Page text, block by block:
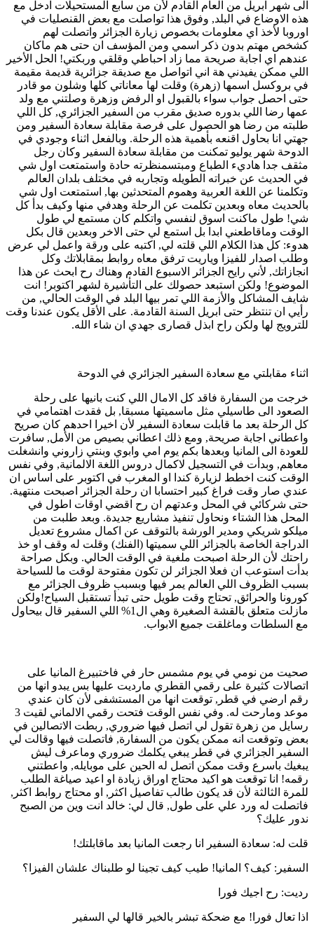
الى شهر ابريل من العام القادم لأن من سابع المستحيلات ادخل مع
هذه الاوضاع في البلد, وفوق هذا تواصلت مع بعض القنصليات في
اوروبا لأخذ اي معلومات بخصوص زيارة الجزائر واتصلت لهم
كشخص مهتم بدون ذكر اسمي ومن المؤسف ان حتى هم ماكان
عندهم اي اجابة صريحة مما زاد احباطي وقلقي وربكتي! الحل الأخير
اللي ممكن يفيدني هة اني اتواصل مع صديقة جزائرية قديمة مقيمة
في بروكسل اسمها (زهرة) وقلت لها معاناتي كلها وشلون مو قادر
حتى احصل جواب سواء بالقبول او الرفض وزهرة وصلتني مع ولد
عمها رضا اللي بدوره صديق مقرب من السفير الجزائري, كل اللي
طلبته من رضا هو الحصول على فرصة مقابلة سعادة السفير ومن
جهتي انا بحاول اقنعه بأهمية هذه الرحلة. وبالفعل اثناء وجودي في
الدوحة شهر يوليو تمكنت من مقابلة سعادة السفير وكان رجل
مثقف جدا هاديء الطباع ومبتسمنظرته حادة واستمتعت اول شي
في الحديث عن خبراته الطويله وتجاربه في مختلف بلدان العالم
وتكلمنا عن اللغة العربية وهموم المتحدثين بها, استمتعت اول شي
بالحديث معاه وبعدين تكلمت عن الرحلة وهدفي منها وكيف بدأ كل
شي! طول ماكنت اسوق لنفسي واتكلم كان مستمع لي طول
الوقت وماقاطعني ابدا بل استمع لي حتى الاخر وبعدين قال بكل
هدوء: كل هذا الكلام اللي قلته لي, اكتبه على ورقة واعمل لي عرض
وطلب اصدار للفيزا وياريت ترفق معاه روابط بمقابلاتك وكل
انجازاتك, لأني رايح الجزائر الاسبوع القادم وهناك رح ابحث عن هذا
الموضوع! ولكن استبعد حصولك على التأشيرة لشهر اكتوبر! انت
شايف المشاكل والأزمة اللي تمر بيها البلد في الوقت الحالي, من
رأيي ان تنتظر حتى ابريل السنة القادمة. على الأقل يكون عندنا وقت
للترويج لها ولكن راح ابذل قصارى جهدي ان شاء الله.
اثناء مقابلتي مع سعادة السفير الجزائري في الدوحة
خرجت من السفارة فاقد كل الامال اللي كنت بانيها على رحلة
الصعود الى طاسيلي مثل ماسميتها مسبقا, بل فقدت اهتمامي في
كل الرحلة بعد ما قابلت سعادة السفير لأن اخيرا احدهم كان صريح
واعطاني اجابة صريحة, ومع ذلك اعطاني بصيص من الأمل, سافرت
للعودة الى المانيا وبعدها بكم يوم امي وابوي وبنتي زاروني وانشغلت
معاهم, وبدأت في التسجيل لاكمال دروس اللغة الالمانية, وفي نفس
الوقت كنت اخطط لزيارة كندا او المغرب في اكتوبر على اساس ان
عندي صار وقت فراغ كبير احتسابا ان رحلة الجزائر اصبحت منتهية.
حتى شركائي في المحل وعدتهم ان رح اقضي اوقات اطول في
المحل هذا الشتاء ونحاول تنفيذ مشاريع جديدة. وبعد طلبت من
ميلكو شريكي ومدير الورشة بالتوقف عن اكمال مشروع تعديل
الدراجة الخاصة بالجزائر اللي سميتها (الفنك) وقلت له وقف او خذ
راحتك لأن الرحلة اصبحت ملغية في الوقت الحالي. وبكل صراحة
بدأت استوعب ان فعلا الجزائر لن تكون مفتوحة لوقت ما للسياحة
بسبب الظروف اللي العالم يمر فيها وبسبب ظروف الجزائر مع
كورونا والحرائق, تحتاج وقت طويل حتى تبدأ تستقبل السياح!ولكن
مازلت متعلق بالقشة الصغيرة وهي ال1% اللي السفير قال بيحاول
مع السلطات وماغلقت جميع الابواب.
صحيت من نومي في يوم مشمس حار في فاختبيرغ المانيا على
اتصالات كثيرة على رقمي القطري مارديت عليها بس يبدو انها من
رقم ارضي في قطر, توقعت انها من المستشفى لأن كان عندي
موعد ومارحت له. وفي نفس الوقت فتحت رقمي الالماني لقيت 3
رسايل من زهرة تقول لي اتصل فيها ضروري, ربطت الاتصالين في
بعض وتوقعت انه ممكن يكون من السفارة, فاتصلت فيها وقالت لي
السفير الجزائري في قطر يبغي يكلمك ضروري وماعرف ليش
يبغيك باسرع وقت ممكن اتصل له الحين على موبايله, واعطتني
رقمه! انا توقعت هو اكيد محتاج اوراق زيادة او اعيد صياغة الطلب
للمرة الثالثة لأن قد يكون طالب تفاصيل اكثر, او محتاج روابط اكثر,
فاتصلت له ورد علي على طول, قال لي: خالد انت وين من الصبح
ندور عليك؟
قلت له: سعادة السفير انا رجعت المانيا بعد ماقابلتك!
السفير: كيف؟ المانيا! طيب كيف تجينا لو طلبناك علشان الفيزا؟
رديت: رح اجيك فورا
اذا تعال فورا! مع ضحكة تبشر بالخير قالها لي السفير